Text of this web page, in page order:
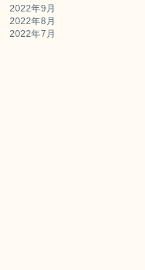
2022年9月
2022年8月
2022年7月